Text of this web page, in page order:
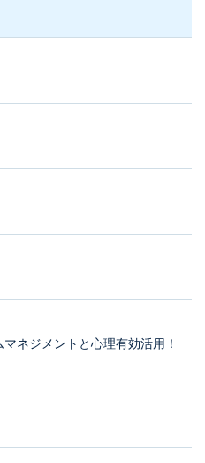
ネジメントと心理有効活用！